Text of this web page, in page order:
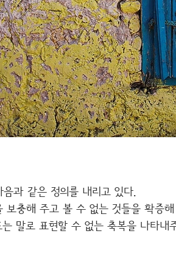
과 같은 정의를 내리고 있다.
보충해 주고 볼 수 없는 것들을 확증
말로 표현할 수 없는 축복을 나타내